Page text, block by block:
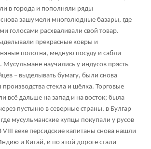
в города и пополняли ряды
зашумели многолюдные базары, где
голосами расхваливали свой товар.
прекрасные ковры и
полотна, медную посуду и сабли
Мусульмане научились у индусов прясть
– выделывать бумагу, были снова
стекла и шёлка. Торговые
всё дальше на запад и на восток; была
пустыню в северные страны, в Булгар
где мусульманские купцы покупали у русов
веке персидские капитаны снова нашли
и Китай, и по этой дороге стали